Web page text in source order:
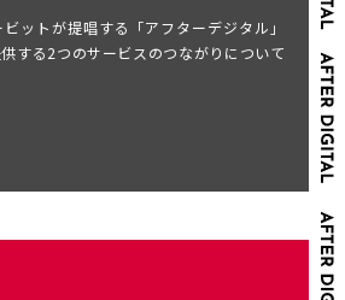
ットが提唱する「アフターデジタル」
する2つのサービスのつながりについて